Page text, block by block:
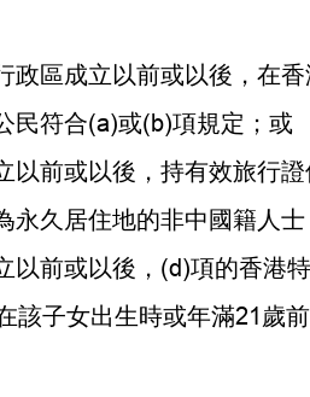
政區成立以前或以後，在
民符合(a)或(b)項規定；或
以前或以後，持有效旅行
永久居住地的非中國籍人士
以前或以後，(d)項的香港
該子女出生時或年滿21歲